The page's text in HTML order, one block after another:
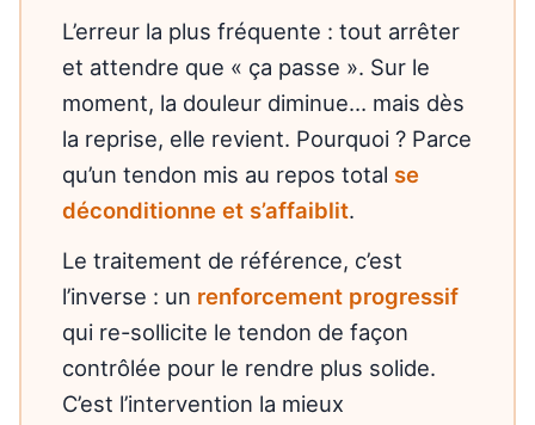
L’erreur la plus fréquente : tout arrêter
et attendre que « ça passe ». Sur le
moment, la douleur diminue… mais dès
la reprise, elle revient. Pourquoi ? Parce
qu’un tendon mis au repos total se
déconditionne et s’affaiblit.
Le traitement de référence, c’est
l’inverse : un renforcement progressif
qui re-sollicite le tendon de façon
contrôlée pour le rendre plus solide.
C’est l’intervention la mieux